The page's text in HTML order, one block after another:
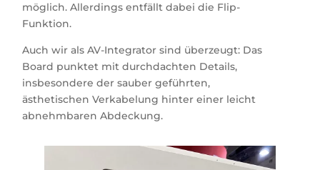
möglich. Allerdings entfällt dabei die Flip-
Funktion.
Auch wir als AV-Integrator sind überzeugt: Das
Board punktet mit durchdachten Details,
insbesondere der sauber geführten,
ästhetischen Verkabelung hinter einer leicht
abnehmbaren Abdeckung.